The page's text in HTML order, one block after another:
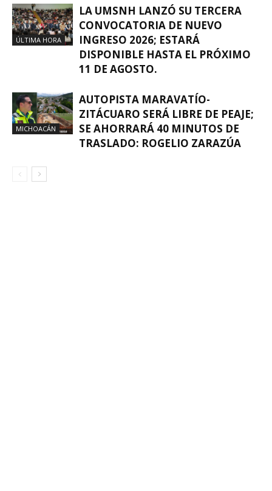
ÚLTIMA HORA
LA UMSNH LANZÓ SU TERCERA
CONVOCATORIA DE NUEVO
INGRESO 2026; ESTARÁ
DISPONIBLE HASTA EL PRÓXIMO
11 DE AGOSTO.
MICHOACÁN
AUTOPISTA MARAVATÍO-
ZITÁCUARO SERÁ LIBRE DE PEAJE;
SE AHORRARÁ 40 MINUTOS DE
TRASLADO: ROGELIO ZARAZÚA